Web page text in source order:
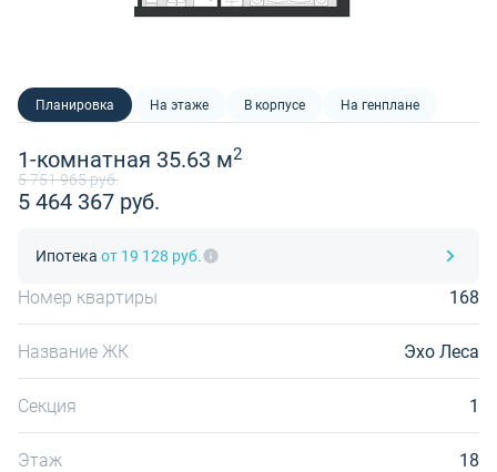
Планировка На этаже В корпусе На генплане
1-комнатная 35.63 м2
5 751 965 руб.
5 464 367 руб.
Ипотека от 19 128 руб.
Номер квартиры 168
Название ЖК Эхо Леса
Секция 1
Этаж 18